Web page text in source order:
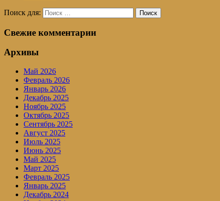
Поиск для: Поиск
Свежие комментарии
Архивы
Май 2026
Февраль 2026
Январь 2026
Декабрь 2025
Ноябрь 2025
Октябрь 2025
Сентябрь 2025
Август 2025
Июль 2025
Июнь 2025
Май 2025
Март 2025
Февраль 2025
Январь 2025
Декабрь 2024